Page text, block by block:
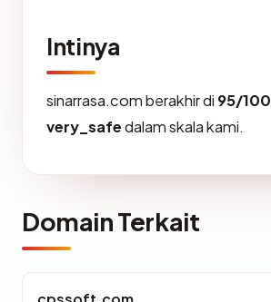
Intinya
sinarrasa.com berakhir di 95/100
very_safedalam skala kami.
Domain Terkait